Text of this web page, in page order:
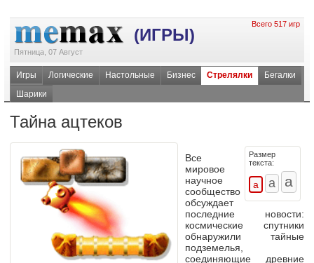
(ИГРЫ)
Пятница, 07 Август
Всего 517 игр
Игры Логические Настольные Бизнес Стрелялки
Бегалки
Шарики
Тайна ацтеков
Размер
текста:
Все
мировое
научное
сообщество
обсуждает
последние новости:
космические спутники
обнаружили тайные
подземелья,
соединяющие древние